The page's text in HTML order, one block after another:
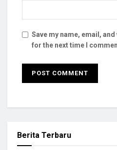
Save my name, email,
for the next time I
Berita Terbaru